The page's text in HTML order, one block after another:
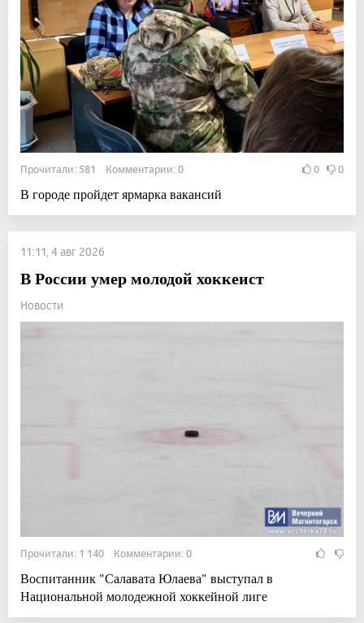
Прочитали: 581 Комментарии: 0 0 0
В городе пройдет ярмарка вакансий
11:11, 4 авг 2026
В России умер молодой хоккеист
Новости
Прочитали: 1 140 Комментарии: 0
Воспитанник "Салавата Юлаева" выступал в
Национальной молодежной хоккейной лиге